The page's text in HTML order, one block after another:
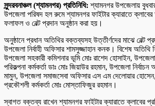
সুন্দরবনাঞ্চল (শ্যামনগর) প্রতিনিধি: শ্যামনগর উপজেলায়
উপজেলা পরিষদ হল রুমে শ্যামনগর ফাইটার ক্যারাতে ক্লাবের
ফলাফল ও বেল্ট প্রদান অনুষ্ঠান করা হয়।
অনুষ্ঠানে প্রধান অতিথির বক্তব্যসহ উত্তীর্ণদের মাঝে বেল্ট
উপজেলা নির্বাহী অফিসার শামসুজ্জাহান কনক। বিশেষ অতিথি
উপজেলা সহকারী কমিশনার ভূমি মোঃ রাশেদ হোসাইন, উপজেলা
পরিকল্পনা কর্মকর্তা ডাঃ মোঃ জিয়াউর রহমান, উপজেলা
মামুন, উপজেলা সমাজসেবা অফিসার এস এম দেলোয়ার
প্রকৌশলী কর্মকর্তা মোঃ মোস্তাফিজুর রহমান।
স্বাগত বক্তব্য রাখেন শ্যামনগর ফাইটার ক্যারাতে ক্লাবের